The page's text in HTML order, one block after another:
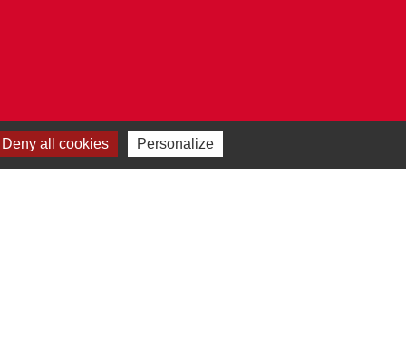
Deny all cookies Personalize